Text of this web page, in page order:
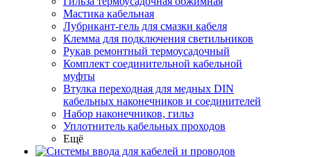
Мастика кабельная
Лубрикант-гель для смазки кабеля
Клемма для подключения светильников
Рукав ремонтный термоусадочный
Комплект соединительной кабельной
муфты
Втулка переходная для медных DIN
кабельных наконечников и соединителей
Набор наконечников, гильз
Уплотнитель кабельных проходов
Ещё